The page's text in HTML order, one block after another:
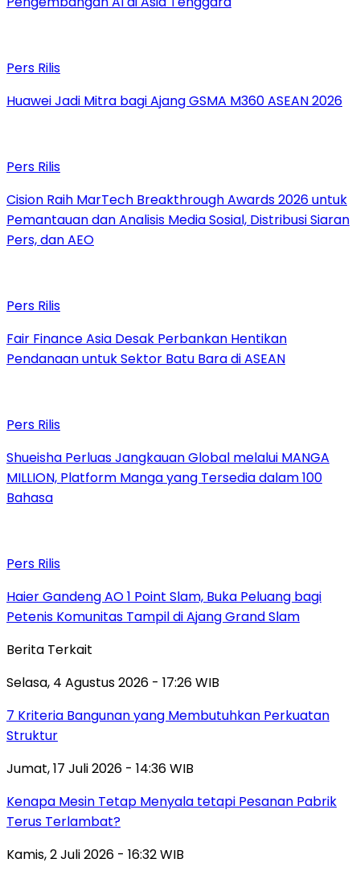
Pers Rilis
Huawei Jadi Mitra bagi Ajang GSMA M360 ASEAN 2026
Pers Rilis
Cision Raih MarTech Breakthrough Awards 2026 untuk
Pemantauan dan Analisis Media Sosial, Distribusi Siaran
Pers, dan AEO
Pers Rilis
Fair Finance Asia Desak Perbankan Hentikan
Pendanaan untuk Sektor Batu Bara di ASEAN
Pers Rilis
Shueisha Perluas Jangkauan Global melalui MANGA
MILLION, Platform Manga yang Tersedia dalam 100
Bahasa
Pers Rilis
Haier Gandeng AO 1 Point Slam, Buka Peluang bagi
Petenis Komunitas Tampil di Ajang Grand Slam
Berita Terkait
Selasa, 4 Agustus 2026 - 17:26 WIB
7 Kriteria Bangunan yang Membutuhkan Perkuatan
Struktur
Jumat, 17 Juli 2026 - 14:36 WIB
Kenapa Mesin Tetap Menyala tetapi Pesanan Pabrik
Terus Terlambat?
Kamis, 2 Juli 2026 - 16:32 WIB